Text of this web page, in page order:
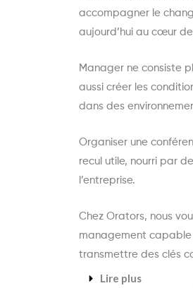
accompagner le
aujourd’hui au cœur
Manager ne consiste
aussi créer les
dans des
Organiser une
recul utile, nourri par
l’entreprise.
Chez Orators, nous
management capable
transmettre des clés
Lire plus